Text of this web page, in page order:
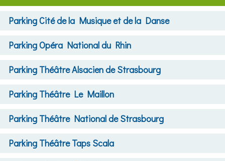
ParkingCité de la Musique et de la Danse
ParkingOpéra National du Rhin
Parking Théâtre Alsacien de Strasbourg
Parking Théâtre Le Maillon
Parking Théâtre National de Strasbourg
Parking Théâtre Taps Scala